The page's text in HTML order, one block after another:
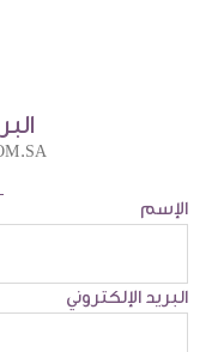
الإسم
البريد الإلكتروني